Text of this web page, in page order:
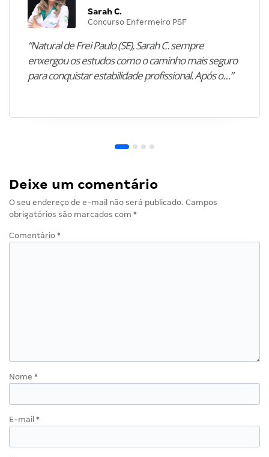
Sarah C.
Concurso Enfermeiro PSF
“Natural de Frei Paulo (SE), Sarah C. sempre
enxergou os estudos como o caminho mais seguro
para conquistar estabilidade profissional. Após o…”
Deixe um comentário
O seu endereço de e-mail não será publicado. Campos
obrigatórios são marcados com *
Comentário *
Nome *
E-mail *